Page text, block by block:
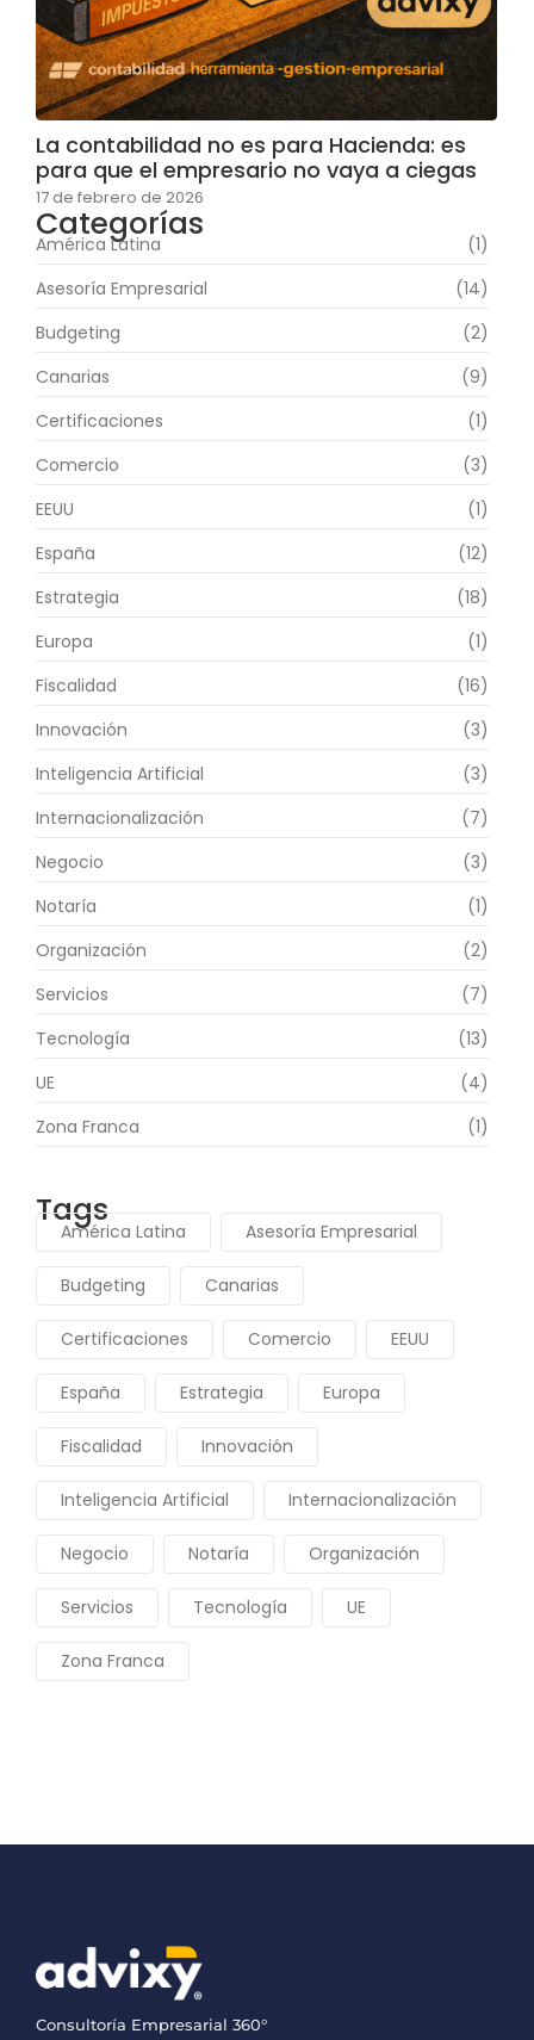
La contabilidad no es para Hacienda: es
para que el empresario no vaya a ciegas
17 de febrero de 2026
Categorías
América Latina
(1)
Asesoría Empresarial
(14)
Budgeting
(2)
Canarias
(9)
Certificaciones
(1)
Comercio
(3)
EEUU
(1)
España
(12)
Estrategia
(18)
Europa
(1)
Fiscalidad
(16)
Innovación
(3)
Inteligencia Artificial
(3)
Internacionalización
(7)
Negocio
(3)
Notaría
(1)
Organización
(2)
Servicios
(7)
Tecnología
(13)
UE
(4)
Zona Franca
(1)
Tags
América Latina Asesoría Empresarial
Budgeting Canarias
Certificaciones Comercio EEUU
España Estrategia Europa
Fiscalidad Innovación
Inteligencia Artificial Internacionalización
Negocio Notaría Organización
Servicios Tecnología UE
Zona Franca
Consultoría Empresarial 360°